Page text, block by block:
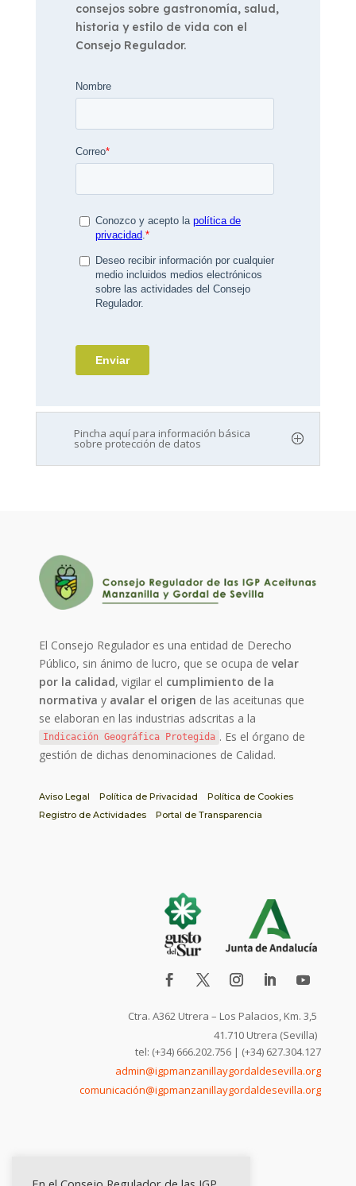
consejos sobre gastronomía, salud,
historia y estilo de vida con el
Consejo Regulador.
Pincha aquí para información básica
sobre protección de datos
El Consejo Regulador es una entidad de Derecho
Público, sin ánimo de lucro, que se ocupa develar
por la calidad, vigilar el cumplimiento de la
normativa y avalar el origen de las aceitunas que
se elaboran en las industrias adscritas a la
Indicación Geográfica Protegida . Es el órgano de
gestión de dichas denominaciones de Calidad.
Aviso Legal Política de Privacidad
Política de Cookies
Registro de Actividades
Portal de Transparencia
Ctra. A362 Utrera – Los Palacios, Km. 3,5
41.710 Utrera (Sevilla)
tel: (+34) 666.202.756 | (+34) 627.304.127
admin@igpmanzanillaygordaldesevilla.org
comunicación@igpmanzanillaygordaldesevilla.org